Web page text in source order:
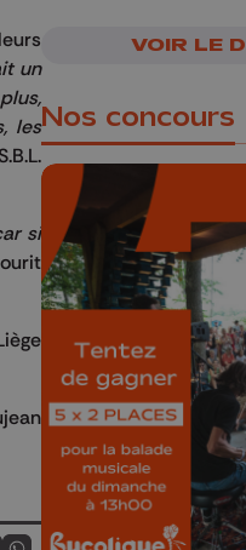
un
les
si
VOIR LE
Nos concours
🎁
places
Bucolique
Concours valable